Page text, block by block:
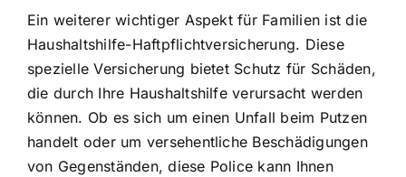
Ein weiterer wichtiger Aspekt für Familien ist die
Haushaltshilfe-Haftpflichtversicherung. Diese
spezielle Versicherung bietet Schutz für Schäden,
die durch Ihre Haushaltshilfe verursacht werden
können. Ob es sich um einen Unfall beim Putzen
handelt oder um versehentliche Beschädigungen
von Gegenständen, diese Police kann Ihnen